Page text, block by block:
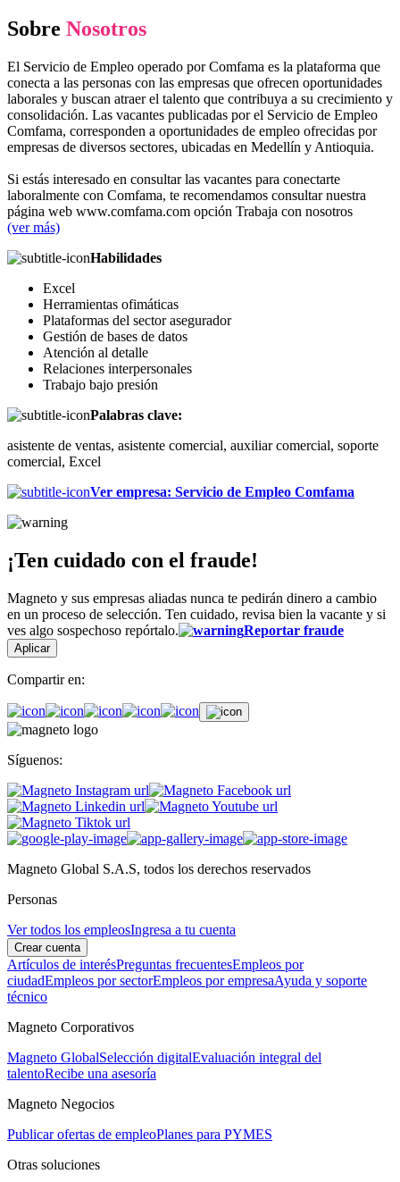
Sobre Nosotros
El Servicio de Empleo operado por Comfama es la plataforma que
conecta a las personas con las empresas que ofrecen oportunidades
laborales y buscan atraer el talento que contribuya a su crecimiento y
consolidación. Las vacantes publicadas por el Servicio de Empleo
Comfama, corresponden a oportunidades de empleo ofrecidas por
empresas de diversos sectores, ubicadas en Medellín y Antioquia.
Si estás interesado en consultar las vacantes para conectarte
laboralmente con Comfama, te recomendamos consultar nuestra
página web www.comfama.com opción Trabaja con nosotros
(ver más)
Habilidades
Excel
Herramientas ofimáticas
Plataformas del sector asegurador
Gestión de bases de datos
Atención al detalle
Relaciones interpersonales
Trabajo bajo presión
Palabras clave:
asistente de ventas, asistente comercial, auxiliar comercial, soporte
comercial, Excel
Ver empresa: Servicio de Empleo Comfama
¡Ten cuidado con el fraude!
Magneto y sus empresas aliadas nunca te pedirán dinero a cambio
en un proceso de selección. Ten cuidado, revisa bien la vacante y si
ves algo sospechoso repórtalo.
Reportar fraude
Aplicar
Compartir en:
Síguenos:
Magneto Global S.A.S, todos los derechos reservados
Personas
Ver todos los empleosIngresa a tu cuenta
Crear cuenta
Artículos de interésPreguntas frecuentesEmpleos por
ciudadEmpleos por sectorEmpleos por empresaAyuda y soporte
técnico
Magneto Corporativos
Magneto GlobalSelección digitalEvaluación integral del
talentoRecibe una asesoría
Magneto Negocios
Publicar ofertas de empleoPlanes para PYMES
Otras soluciones